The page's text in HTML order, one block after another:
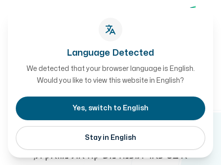
Language Detected
We detected that your browser language is English.
Would you like to view this website in English?
Yes, switch to English
Stay in English
הפרויקטים שלנו
אודות
חדשות
-
השקת פלטפורמת
מוואקית לזמני תפילה
איבטיכאר תוכנה משיקה את מוואקית,